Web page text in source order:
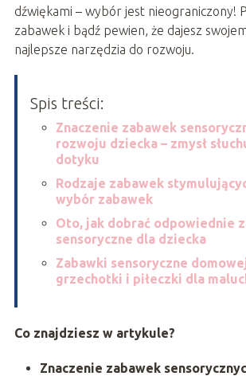
dźwiękami – wybór jest nieograniczony!
zabawek i bądź pewien, że dajesz
najlepsze narzędzia do rozwoju.
Spis treści:
Znaczenie zabawek
rozwoju dziecka – zmysł
dotyku
Rodzaje zabawek
wybór zabawek
Oto, jak dobrać odpowiednie
sensoryczne dla dziecka
Zabawki sensoryczne
grzechotki i piłeczki dla
Co znajdziesz w artykule?
Znaczenie zabawek